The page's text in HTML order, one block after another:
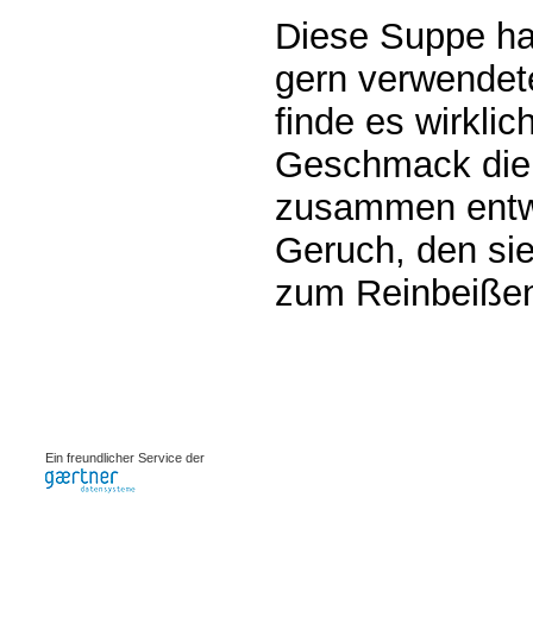
Diese Suppe
gern
finde es
Geschmack
zusammen
Geruch, den
zum
Ein freundlicher Service der